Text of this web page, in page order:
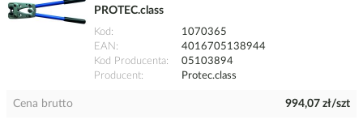
PROTEC.class
Kod
1070365
EAN
4016705138944
Kod Producenta
05103894
Producent
Protec.class
Cena brutto 994,07 zł/szt